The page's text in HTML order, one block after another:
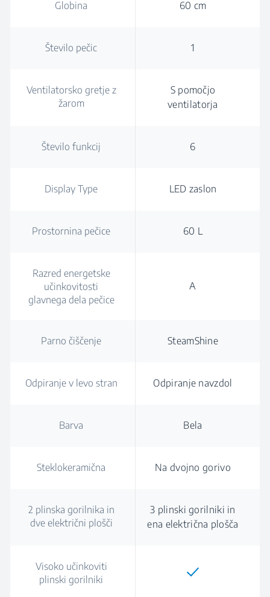
Globina 60 cm
Število pečic 1
Ventilatorsko gretje z
žarom
S pomočjo
ventilatorja
Število funkcij 6
Display Type LED zaslon
Prostornina pečice 60 L
Razred energetske
učinkovitosti
glavnega dela pečice
A
Parno čiščenje SteamShine
Odpiranje v levo stran Odpiranje navzdol
Barva Bela
Steklokeramična Na dvojno gorivo
2 plinska gorilnika in
dve električni plošči
3 plinski gorilniki in
ena električna plošča
Visoko učinkoviti
plinski gorilniki